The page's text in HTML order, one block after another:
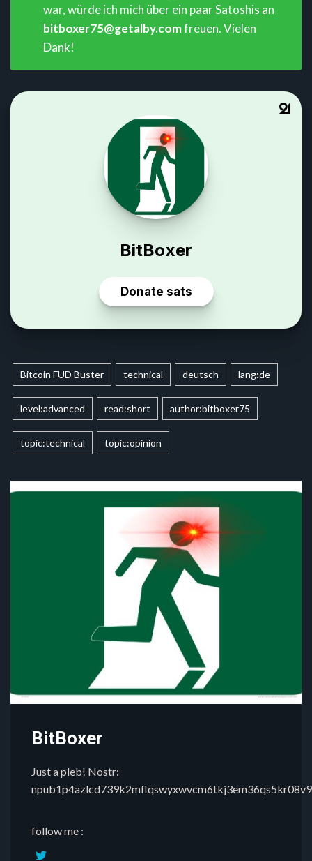
war, würde ich mich über ein paar Satoshis an
bitboxer75@getalby.comfreuen. Vielen
Dank!
Bitcoin FUD Buster technical deutsch lang:de
level:advanced read:short author:bitboxer75
topic:technical topic:opinion
BitBoxer
Just a pleb! Nostr:
follow me :